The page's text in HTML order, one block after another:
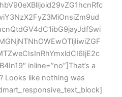
inline=”no”]That’s a
Looks like nothing was